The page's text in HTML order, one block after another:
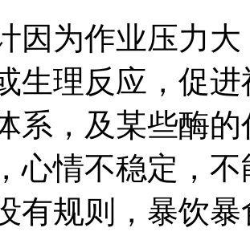
因为作业压力
生理反应，促
系，及某些酶
心情不稳定，
有规则，暴饮